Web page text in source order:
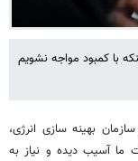
با کمبود مواجه نشویم
بهینه سازی انرژی،
ما آسیب دیده و نیاز به